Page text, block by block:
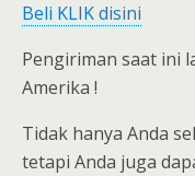
Beli KLIK disini
Pengiriman saat ini
Amerika !
Tidak hanya Anda
tetapi Anda juga